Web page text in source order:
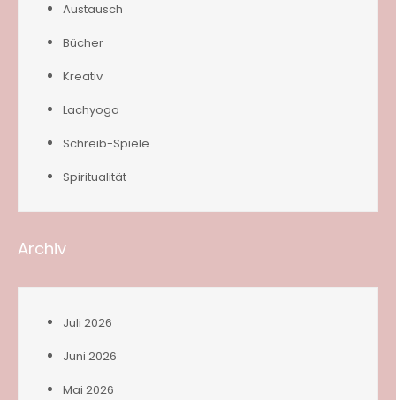
Austausch
Bücher
Kreativ
Lachyoga
Schreib-Spiele
Spiritualität
Archiv
Juli 2026
Juni 2026
Mai 2026